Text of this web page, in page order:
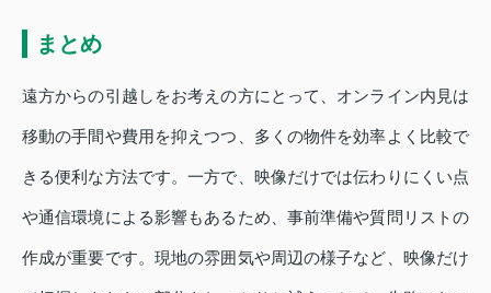
まとめ
遠方からの引越しをお考えの方にとって、オンライン内見は
移動の手間や費用を抑えつつ、多くの物件を効率よく比較で
きる便利な方法です。一方で、映像だけでは伝わりにくい点
や通信環境による影響もあるため、事前準備や質問リストの
作成が重要です。現地の雰囲気や周辺の様子など、映像だけ